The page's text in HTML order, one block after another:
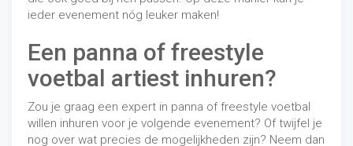
ieder evenement nóg leuker maken!
Een panna of freestyle
voetbal artiest inhuren?
Zou je graag een expert in panna of freestyle voetbal
willen inhuren voor je volgende evenement? Of twijfel je
nog over wat precies de mogelijkheden zijn? Neem dan